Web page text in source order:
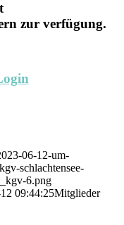
zur verfügung.
06-12-um-
schlachtensee-
6.png
09:44:25Mitglieder